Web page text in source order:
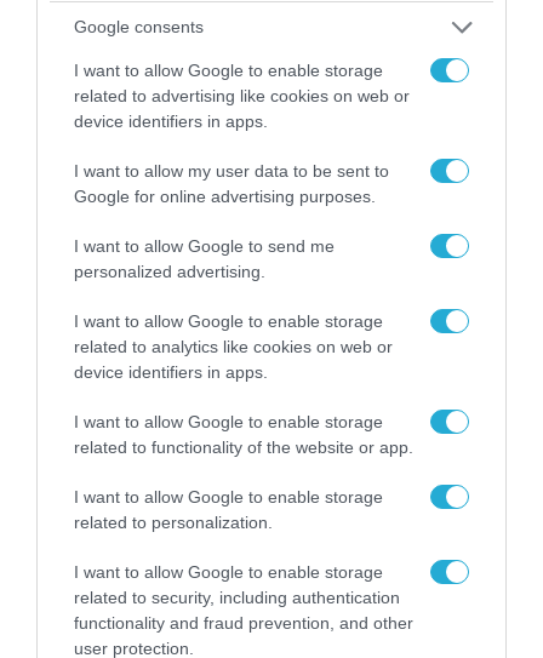
Google consents
I want to allow Google to enable storage
related to advertising like cookies on web or
device identifiers in apps.
I want to allow my user data to be sent to
Google for online advertising purposes.
I want to allow Google to send me
personalized advertising.
I want to allow Google to enable storage
related to analytics like cookies on web or
device identifiers in apps.
I want to allow Google to enable storage
related to functionality of the website or app.
I want to allow Google to enable storage
related to personalization.
I want to allow Google to enable storage
related to security, including authentication
functionality and fraud prevention, and other
user protection.
02.12.2023 | 00:22
ΠΑ: Απονομή πτυχίων 1ης Μικτής
Εκπαιδευτικής Σειράς ΣΟΤ
Τα πτυχία απένειμε ο Αρχηγός Τακτικής Αεροπορίας,
Αντιπτέραρχος (Ι) Γεώργιος Φασούλας
18.11.2023 | 19:58